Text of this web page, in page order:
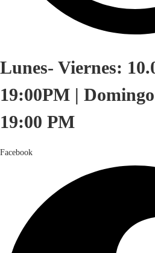
Lunes- Viernes:
19:00PM |
19:00 PM
Facebook